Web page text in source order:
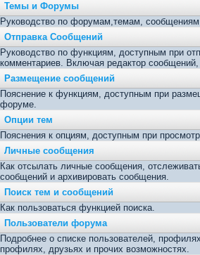
Темы и Форумы
Руководство по форумам,темам,
Отправка Сообщений
Руководство по функциям, доступным при
комментариев. Включая редактор
Размещение сообщений
Пояснение к функциям, доступным при
форуме.
Опции тем
Пояснения к опциям, доступным при
Личные сообщения
Как отсылать личные сообщения,
сообщений и архивировать сообщения.
Поиск тем и сообщений
Как пользоваться функцией поиска.
Пользователи форума
Подробнее о списке пользователей,
профилях, друзьях и прочих возможностях.